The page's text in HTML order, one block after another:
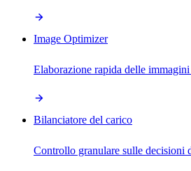
Image Optimizer
Elaborazione rapida delle
Bilanciatore del carico
Controllo granulare sulle decisioni